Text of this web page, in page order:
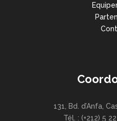
131, Bd. d’Anfa,
Tél. : (+212) 5